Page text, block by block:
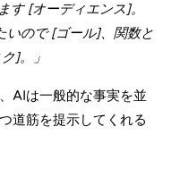
す[オーディエンス]。
いので [ゴール]、関数と
]。」
AIは一般的な事実を並
道筋を提示してくれる